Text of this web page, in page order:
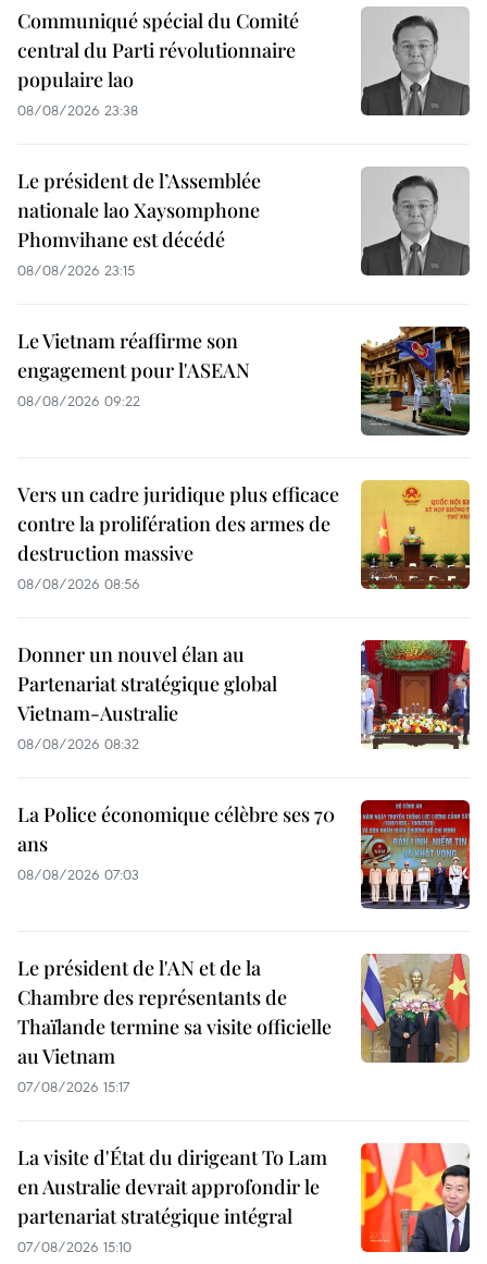
Communiqué spécial du Comité
central du Parti révolutionnaire
populaire lao
08/08/2026 23:38
Le président de l’Assemblée
nationale lao Xaysomphone
Phomvihane est décédé
08/08/2026 23:15
Le Vietnam réaffirme son
engagement pour l'ASEAN
08/08/2026 09:22
Vers un cadre juridique plus efficace
contre la prolifération des armes de
destruction massive
08/08/2026 08:56
Donner un nouvel élan au
Partenariat stratégique global
Vietnam-Australie
08/08/2026 08:32
La Police économique célèbre ses 70
ans
08/08/2026 07:03
Le président de l'AN et de la
Chambre des représentants de
Thaïlande termine sa visite officielle
au Vietnam
07/08/2026 15:17
La visite d'État du dirigeant To Lam
en Australie devrait approfondir le
partenariat stratégique intégral
07/08/2026 15:10